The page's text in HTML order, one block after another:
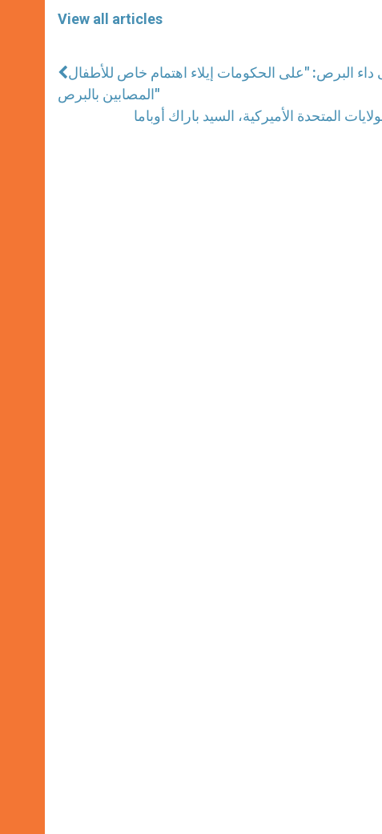
View all articles
داء البرص: "على الحكومات إيلاء اهتمام خاص للأطفال
المصابين بالبرص"
المتحدة الأميركية، السيد باراك أوباما